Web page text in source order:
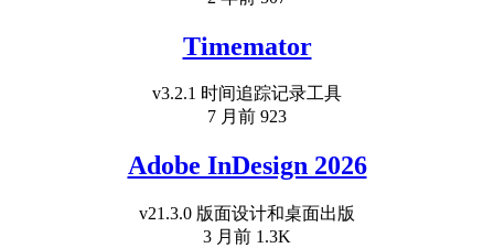
Timemator
v3.2.1 时间追踪记录工具
7 月前 923
Adobe InDesign 2026
v21.3.0 版面设计和桌面出版
3 月前 1.3K